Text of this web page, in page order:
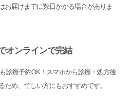
お届けまでに数日かかる場合がありま
オンラインで完結
診療予約OK！スマホから診療・処方後
ため、忙しい方にもおすすめです。